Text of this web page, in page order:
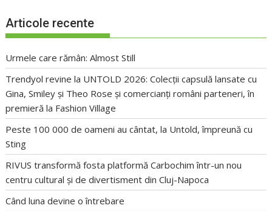
Articole recente
Urmele care rămân: Almost Still
Trendyol revine la UNTOLD 2026: Colecții capsulă lansate cu
Gina, Smiley și Theo Rose și comercianți români parteneri, în
premieră la Fashion Village
Peste 100 000 de oameni au cântat, la Untold, împreună cu
Sting
RIVUS transformă fosta platformă Carbochim într-un nou
centru cultural și de divertisment din Cluj-Napoca
Când luna devine o întrebare